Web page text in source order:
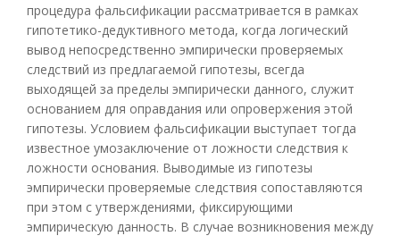
процедура фальсификации рассматривается в рамках
гипотетико-дедуктивного метода, когда логический
вывод непосредственно эмпирически проверяемых
следствий из предлагаемой гипотезы, всегда
выходящей за пределы эмпирически данного, служит
основанием для оправдания или опровержения этой
гипотезы. Условием фальсификации выступает тогда
известное умозаключение от ложности следствия к
ложности основания. Выводимые из гипотезы
эмпирически проверяемые следствия сопоставляются
при этом с утверждениями, фиксирующими
эмпирическую данность. В случае возникновения между